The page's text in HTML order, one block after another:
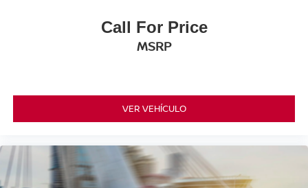
Call For Price
MSRP
VER VEHÍCULO